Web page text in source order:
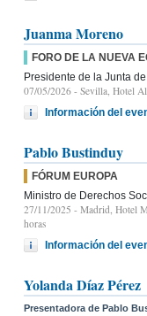
Juanma Moreno
FORO DE LA NUEVA
Presidente de la Junta
07/05/2026 - Sevilla, Hotel
Información del
Pablo Bustinduy
FÓRUM EUROPA
Ministro de Derechos
27/11/2025 - Madrid, Hotel
horas
Información del
Yolanda Díaz Pérez
Presentadora de Pablo